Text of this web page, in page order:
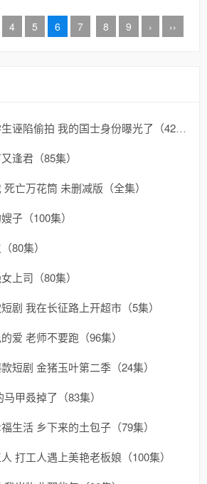
4 5 6 7 8 9 › ››
诬陷偷拍 我的国士身份曝光了（42集）
逢君（85集）
亡万花筒 未删减版（全集）
子（100集）
80集）
上司（80集）
剧 我在长征路上开超市（5集）
爱 老师不要跑（96集）
短剧 金猪玉叶第二季（24集）
甲叒掉了（83集）
生活 乡下来的土包子（79集）
打工人遇上美艳老板娘（100集）